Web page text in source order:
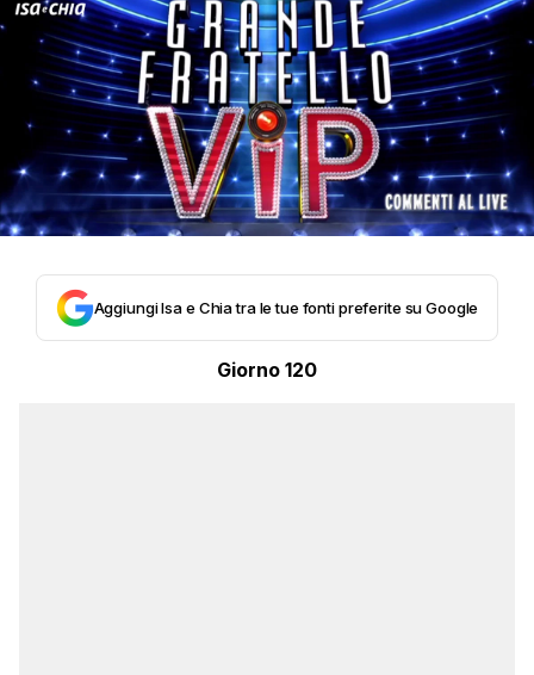
Aggiungi Isa e Chia tra le tue fonti preferite su Google
Giorno 120